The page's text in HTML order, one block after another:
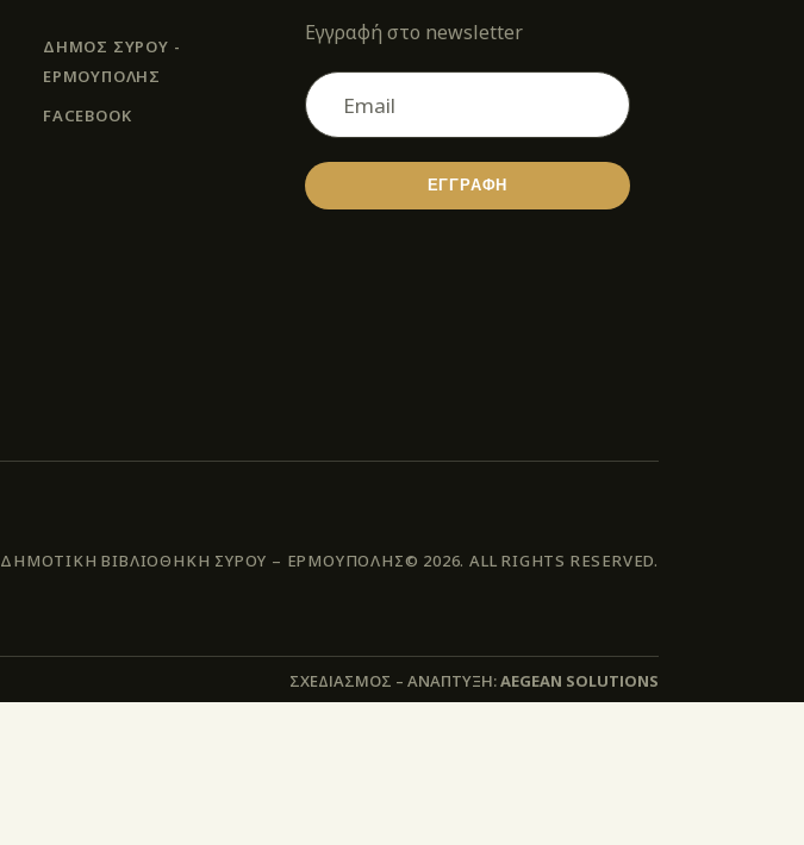
ΔΗΜΟΣ ΣΥΡΟΥ -
ΕΡΜΟΎΠΟΛΗΣ
FACEBOOK
Εγγραφή στο newsletter
ΕΓΓΡΑΦΗ
ΔΗΜΟΤΙΚΗ ΒΙΒΛΙΟΘΗΚΗ ΣΥΡΟΥ – ΕΡΜΟΥΠΟΛΗΣ© 2026. ALL RIGHTS RESERVED.
ΣΧΕΔΙΑΣΜΟΣ – ΑΝΑΠΤΥΞΗ:AEGEAN SOLUTIONS